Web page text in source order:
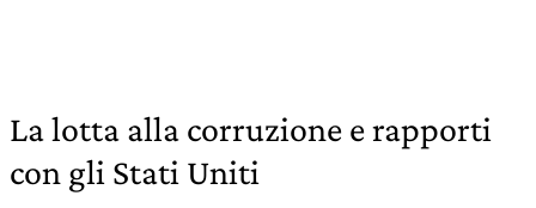
La lotta alla corruzione e rapporti
con gli Stati Uniti